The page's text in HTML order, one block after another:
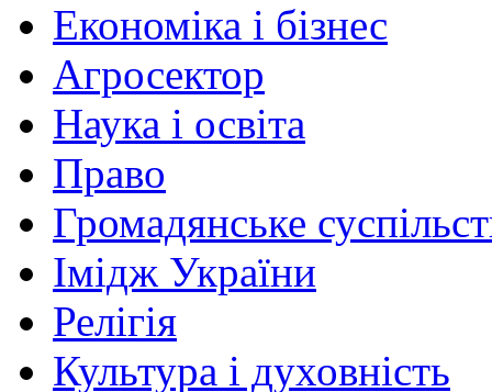
Економіка і бізнес
Агросектор
Наука і освіта
Право
Громадянське
Імідж України
Релігія
Культура і духовність